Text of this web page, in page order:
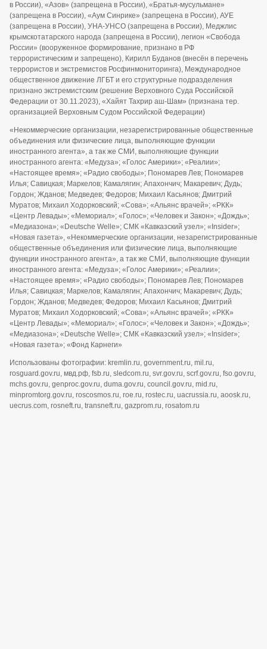
в России), «Азов» (запрещена в России), «Братья-мусульмане»
(запрещена в России), «Аум Синрике» (запрещена в России), АУЕ
(запрещена в России), УНА-УНСО (запрещена в России), Меджлис
крымскотатарского народа (запрещена в России), легион «Свобода
России» (вооруженное формирование, признано в РФ
террористическим и запрещено), Кирилл Буданов (внесён в перечень
террористов и экстремистов Росфинмониторинга), Международное
общественное движение ЛГБТ и его структурные подразделения
признано экстремистским (решение Верховного Суда Российской
Федерации от 30.11.2023), «Хайят Тахрир аш-Шам» (признана тер.
организацией Верховным Судом Российской Федерации)
«Некоммерческие организации, незарегистрированные общественные
объединения или физические лица, выполняющие функции
иностранного агента», а так же СМИ, выполняющие функции
иностранного агента: «Медуза»; «Голос Америки»; «Реалии»;
«Настоящее время»; «Радио свободы»; Пономарев Лев; Пономарев
Илья; Савицкая; Маркелов; Камалягин; Апахончич; Макаревич; Дудь;
Гордон; Жданов; Медведев; Федоров; Михаил Касьянов; Дмитрий
Муратов; Михаил Ходорковский; «Сова»; «Альянс врачей»; «РКК»
«Центр Левады»; «Мемориал»; «Голос»; «Человек и Закон»; «Дождь»;
«Медиазона»; «Deutsche Welle»; СМК «Кавказский узел»; «Insider»;
«Новая газета», «Некоммерческие организации, незарегистрированные
общественные объединения или физические лица, выполняющие
функции иностранного агента», а так же СМИ, выполняющие функции
иностранного агента: «Медуза»; «Голос Америки»; «Реалии»;
«Настоящее время»; «Радио свободы»; Пономарев Лев; Пономарев
Илья; Савицкая; Маркелов; Камалягин; Апахончич; Макаревич; Дудь;
Гордон; Жданов; Медведев; Федоров; Михаил Касьянов; Дмитрий
Муратов; Михаил Ходорковский; «Сова»; «Альянс врачей»; «РКК»
«Центр Левады»; «Мемориал»; «Голос»; «Человек и Закон»; «Дождь»;
«Медиазона»; «Deutsche Welle»; СМК «Кавказский узел»; «Insider»;
«Новая газета»; «Фонд Карнеги»
Использованы фотографии: kremlin.ru, government.ru, mil.ru,
rosguard.gov.ru, мвд.рф, fsb.ru, sledcom.ru, svr.gov.ru, scrf.gov.ru, fso.gov.ru,
mchs.gov.ru, genproc.gov.ru, duma.gov.ru, council.gov.ru, mid.ru,
minpromtorg.gov.ru, roscosmos.ru, roe.ru, rostec.ru, uacrussia.ru, aoosk.ru,
uecrus.com, rosneft.ru, transneft.ru, gazprom.ru, rosatom.ru